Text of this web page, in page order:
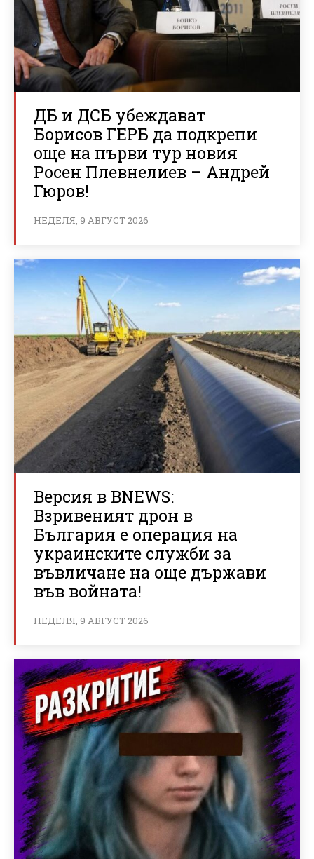
ДБ и ДСБ убеждават
Борисов ГЕРБ да подкрепи
още на първи тур новия
Росен Плевнелиев – Андрей
Гюров!
НЕДЕЛЯ, 9 АВГУСТ 2026
Версия в BNEWS:
Взривеният дрон в
България е операция на
украинските служби за
въвличане на още държави
във войната!
НЕДЕЛЯ, 9 АВГУСТ 2026